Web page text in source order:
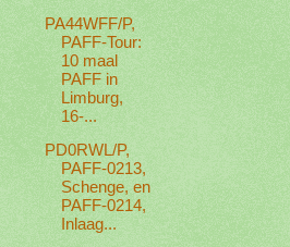
PA44WFF/P,
PAFF-Tour:
10 maal
PAFF in
Limburg,
16-...
PD0RWL/P,
PAFF-0213,
Schenge, en
PAFF-0214,
Inlaag...